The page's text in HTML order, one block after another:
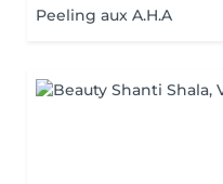
Peeling aux A.H.A